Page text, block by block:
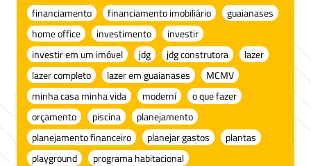
financiamento
financiamento imobiliário
guaianases
home office
investimento
investir
investir em um imóvel
jdg jdg construtora
lazer
lazer completo
lazer em guaianases
MCMV
minha casa minha vida
moderní
o que fazer
orçamento
piscina
planejamento
planejamento financeiro
planejar gastos
plantas
playground
programa habitacional